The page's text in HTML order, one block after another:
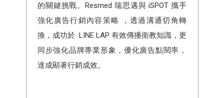
的關鍵挑戰。Resmed 瑞思邁與 iSPOT 攜手
強化廣告行銷內容策略 ，透過溝通切角轉
換，成功於 LINE LAP 有效傳播衛教知識，更
同步強化品牌專業形象，優化廣告點閱率，
達成顯著行銷成效。